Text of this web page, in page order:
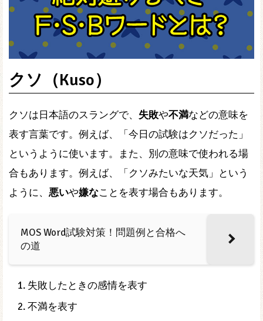
クソ（Kuso）
クソは日本語のスラングで、 失敗や不満などの意味を
表す言葉です。例えば、「今日の試験はクソだった」
というように使います。また、別の意味で使われる場
合もあります。例えば、「クソみたいな天気」という
ように、 悪いや嫌なことを表す場合もあります。
MOS Word試験対策！問題例と合格へ
の道
失敗したときの感情を表す
不満を表す